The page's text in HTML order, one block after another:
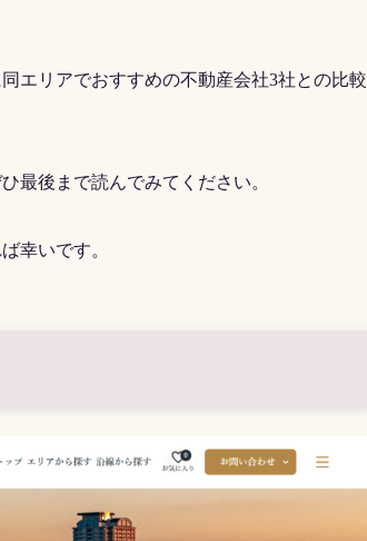
エリアでおすすめの不動産会社3社との比較
最後まで読んでみてください。
幸いです。